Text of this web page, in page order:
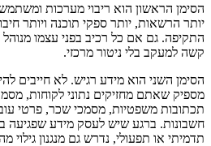
הסימן הראשון הוא ריבוי מערכות
יותר הרשאות, יותר ספקי תוכנה ויותר
התקיפה. גם אם כל רכיב בפני עצמו
קשה למעקב בלי ניטור מרכזי.
מספיק שאתם מחזיקים נתוני לקוחות,
תכתובות משפטיות, מסמכי שכר, פרטי
חשבונות. ברגע שיש לעסק מידע שפגיעה
תדמיתי או תפעולי, נדרש גם מנגנון גילוי